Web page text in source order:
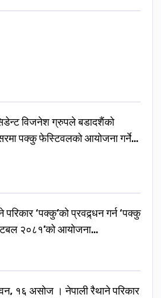
विजनेश ग्रुपले बडादशैंको
पक्कु फेस्टिवलको आयोजना गर्ने…
परिकार ‘पक्कु’को प्रवद्र्धन गर्न ‘पक्कु
२०८१’को आयोजना…
१६ असोज । नेपाली रैथाने परिकार